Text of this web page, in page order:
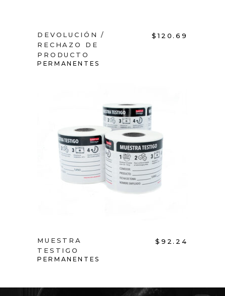
DEVOLUCIÓN /
RECHAZO DE
PRODUCTO
$120.69
PERMANENTES
ADD TO CART
MUESTRA
TESTIGO
$ 92.24
PERMANENTES